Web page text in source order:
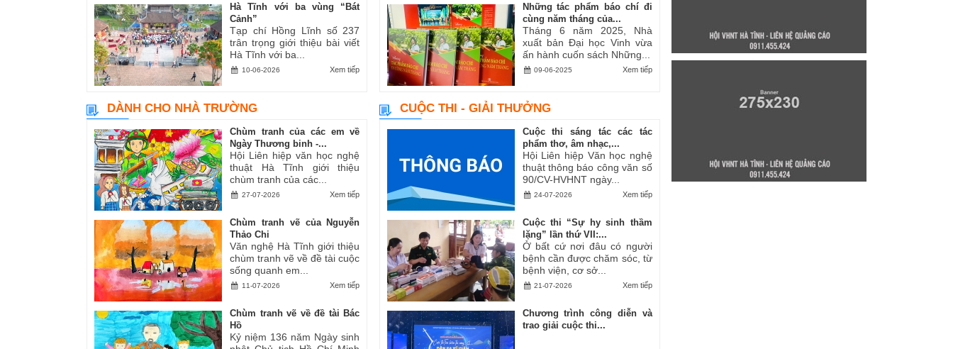
Hà Tĩnh với ba vùng “Bát
Cảnh”
Tạp chí Hồng Lĩnh số 237
trân trọng giới thiệu bài viết
Hà Tĩnh với ba...
Xem tiếp
10-06-2026
Những tác phẩm báo chí đi
cùng năm tháng của...
Tháng 6 năm 2025, Nhà
xuất bản Đại học Vinh vừa
ấn hành cuốn sách Những...
Xem tiếp
09-06-2025
DÀNH CHO NHÀ TRƯỜNG
Chùm tranh của các em về
Ngày Thương binh -...
Hội Liên hiệp văn học nghệ
thuật Hà Tĩnh giới thiệu
chùm tranh của các...
Xem tiếp
27-07-2026
Chùm tranh vẽ của Nguyễn
Thảo Chi
Văn nghệ Hà Tĩnh giới thiệu
chùm tranh vẽ về đề tài cuộc
sống quanh em...
Xem tiếp
11-07-2026
Chùm tranh vẽ về đề tài Bác
Hồ
Kỷ niệm 136 năm Ngày sinh
CUỘC THI - GIẢI THƯỞNG
Cuộc thi sáng tác các tác
phẩm thơ, âm nhạc,...
Hội Liên hiệp Văn học nghệ
thuật thông báo công văn số
90/CV-HVHNT ngày...
Xem tiếp
24-07-2026
Cuộc thi “Sự hy sinh thầm
lặng” lần thứ VII:...
Ở bất cứ nơi đâu có người
bệnh cần được chăm sóc, từ
bệnh viện, cơ sở...
Xem tiếp
21-07-2026
Chương trình công diễn và
trao giải cuộc thi...